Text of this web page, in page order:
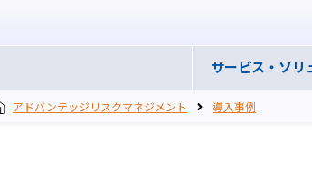
サービス・ ソリ
アドバンテッジリスクマネジメント 導入事例